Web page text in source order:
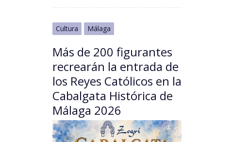
Cultura Málaga
Más de 200 figurantes
recrearán la entrada de
los Reyes Católicos en la
Cabalgata Histórica de
Málaga 2026